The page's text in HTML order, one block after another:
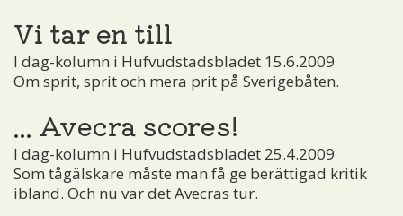
Vi tar en till
I dag-kolumn i Hufvudstadsbladet 15.6.2009
Om sprit, sprit och mera prit på Sverigebåten.
... Avecra scores!
I dag-kolumn i Hufvudstadsbladet 25.4.2009
Som tågälskare måste man få ge berättigad kritik
ibland. Och nu var det Avecras tur.